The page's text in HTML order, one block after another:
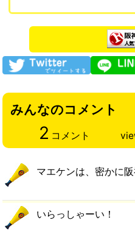
みんなのコメント
2 コメント
マエケンは、密かに
いらっしゃーい！